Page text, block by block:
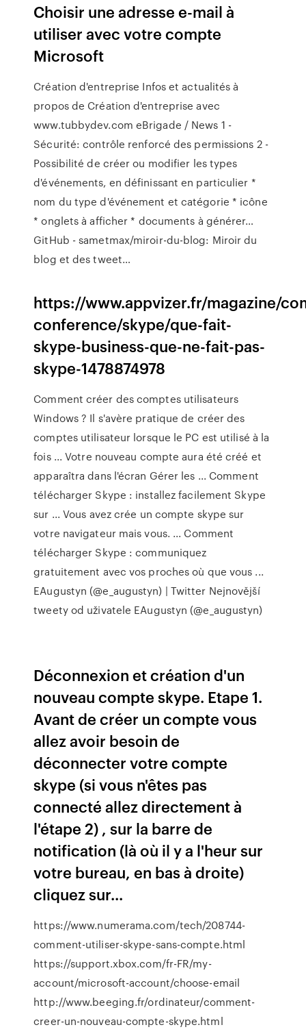
Choisir une adresse e-mail à
utiliser avec votre compte
Microsoft
Création d'entreprise Infos et actualités à
propos de Création d'entreprise avec
www.tubbydev.com eBrigade / News 1 -
Sécurité: contrôle renforcé des permissions 2 -
Possibilité de créer ou modifier les types
d'événements, en définissant en particulier *
nom du type d'événement et catégorie * icône
* onglets à afficher * documents à générer…
GitHub - sametmax/miroir-du-blog: Miroir du
blog et des tweet…
https://www.appvizer.fr/magazine/
conference/skype/que-fait-
skype-business-que-ne-fait-pas-
skype-1478874978
Comment créer des comptes utilisateurs
Windows ? Il s'avère pratique de créer des
comptes utilisateur lorsque le PC est utilisé à la
fois ... Votre nouveau compte aura été créé et
apparaîtra dans l'écran Gérer les ... Comment
télécharger Skype : installez facilement Skype
sur ... Vous avez crée un compte skype sur
votre navigateur mais vous. ... Comment
télécharger Skype : communiquez
gratuitement avec vos proches où que vous ...
EAugustyn (@e_augustyn) | Twitter Nejnovější
tweety od uživatele EAugustyn (@e_augustyn)
Déconnexion et création d'un
nouveau compte skype. Etape 1.
Avant de créer un compte vous
allez avoir besoin de
déconnecter votre compte
skype (si vous n'êtes pas
connecté allez directement à
l'étape 2) , sur la barre de
notification (là où il y a l'heur sur
votre bureau, en bas à droite)
cliquez sur...
https://www.numerama.com/tech/208744-
comment-utiliser-skype-sans-compte.html
https://support.xbox.com/fr-FR/my-
account/microsoft-account/choose-email
http://www.beeging.fr/ordinateur/comment-
creer-un-nouveau-compte-skype.html